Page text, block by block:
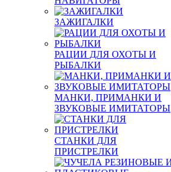
ЗАЖИГАЛКИ
РАЦИИ ДЛЯ ОХОТЫ И
РЫБАЛКИ
МАНКИ, ПРИМАНКИ И
ЗВУКОВЫЕ ИМИТАТОРЫ
СТАНКИ ДЛЯ
ПРИСТРЕЛКИ